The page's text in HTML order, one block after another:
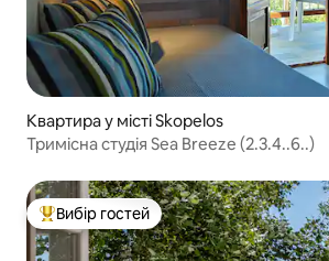
Квартира у місті Skopelos
Тримісна студія Sea Breeze (2.3.4..6..)
Топ вибір гостей
Вибір гостей